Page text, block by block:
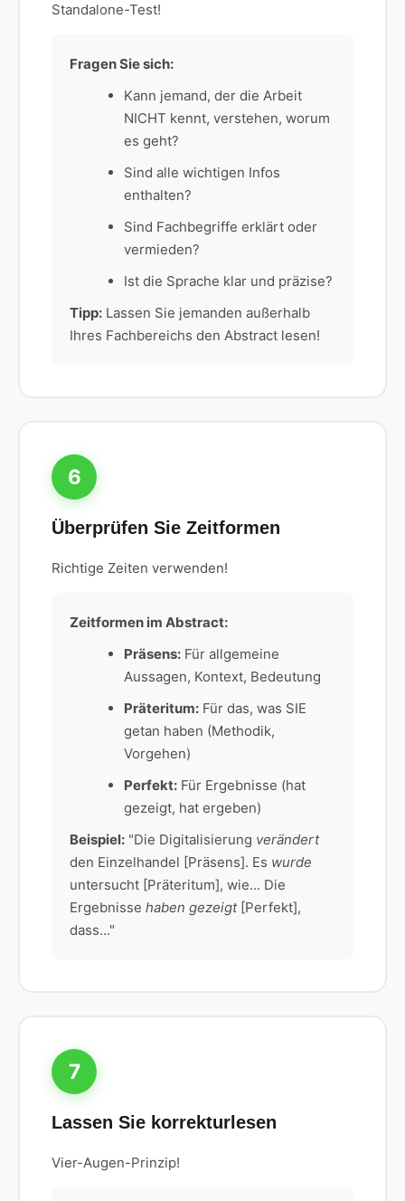
Standalone-Test!
Fragen Sie sich:
Kann jemand, der die Arbeit
NICHT kennt, verstehen, worum
es geht?
Sind alle wichtigen Infos
enthalten?
Sind Fachbegriffe erklärt oder
vermieden?
Ist die Sprache klar und präzise?
Tipp: Lassen Sie jemanden außerhalb
Ihres Fachbereichs den Abstract lesen!
6
Überprüfen Sie Zeitformen
Richtige Zeiten verwenden!
Zeitformen im Abstract:
Präsens: Für allgemeine
Aussagen, Kontext, Bedeutung
Präteritum: Für das, was SIE
getan haben (Methodik,
Vorgehen)
Perfekt: Für Ergebnisse (hat
gezeigt, hat ergeben)
Beispiel: "Die Digitalisierung verändert
den Einzelhandel [Präsens]. Es wurde
untersucht [Präteritum], wie... Die
Ergebnisse haben gezeigt[Perfekt],
dass..."
7
Lassen Sie korrekturlesen
Vier-Augen-Prinzip!